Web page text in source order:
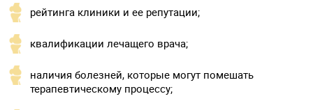
рейтинга клиники и ее репутации;
квалификации лечащего врача;
наличия болезней, которые могут помешать
терапевтическому процессу;